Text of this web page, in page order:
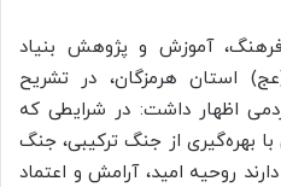
آموزش و پژوهش بنیاد
استان هرمزگان، در تشریح
اظهار داشت: در شرایطی که
بهره‌گیری از جنگ ترکیبی، جنگ
روحیه امید، آرامش و اعتماد